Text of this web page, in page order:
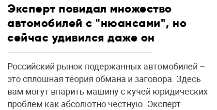
Эксперт повидал множество
автомобилей с "нюансами", но
сейчас удивился даже он
Российский рынок подержанных автомобилей –
это сплошная теория обмана и заговора. Здесь
вам могут впарить машину с кучей юридических
проблем как абсолютно честную. Эксперт